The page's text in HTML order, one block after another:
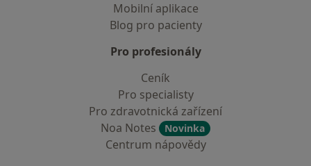
Mobilní aplikace
Blog pro pacienty
Pro profesionály
Ceník
Pro specialisty
Pro zdravotnická zařízení
Noa Notes
Novinka
Centrum nápovědy